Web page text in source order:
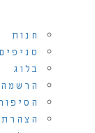
חנות
בלוג